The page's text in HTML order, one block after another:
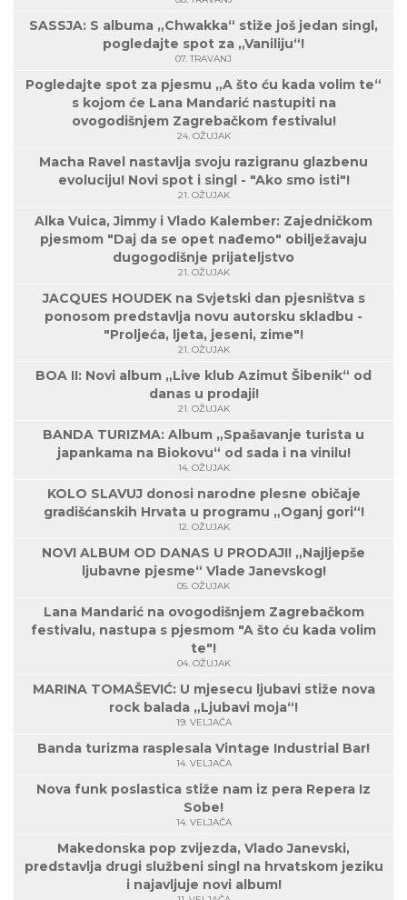
SASSJA: S albuma „Chwakka“ stiže još jedan singl,
pogledajte spot za „Vaniliju“!
07. TRAVANJ
Pogledajte spot za pjesmu „A što ću kada volim te“
s kojom će Lana Mandarić nastupiti na
ovogodišnjem Zagrebačkom festivalu!
24. OŽUJAK
Macha Ravel nastavlja svoju razigranu glazbenu
evoluciju! Novi spot i singl - "Ako smo isti"!
21. OŽUJAK
Alka Vuica, Jimmy i Vlado Kalember: Zajedničkom
pjesmom "Daj da se opet nađemo" obilježavaju
dugogodišnje prijateljstvo
21. OŽUJAK
JACQUES HOUDEK na Svjetski dan pjesništva s
ponosom predstavlja novu autorsku skladbu -
"Proljeća, ljeta, jeseni, zime"!
21. OŽUJAK
BOA II: Novi album „Live klub Azimut Šibenik“ od
danas u prodaji!
21. OŽUJAK
BANDA TURIZMA: Album „Spašavanje turista u
japankama na Biokovu“ od sada i na vinilu!
14. OŽUJAK
KOLO SLAVUJ donosi narodne plesne običaje
gradišćanskih Hrvata u programu „Oganj gori“!
12. OŽUJAK
NOVI ALBUM OD DANAS U PRODAJI! „Najljepše
ljubavne pjesme“ Vlade Janevskog!
05. OŽUJAK
Lana Mandarić na ovogodišnjem Zagrebačkom
festivalu, nastupa s pjesmom "A što ću kada volim
te"!
04. OŽUJAK
MARINA TOMAŠEVIĆ: U mjesecu ljubavi stiže nova
rock balada „Ljubavi moja“!
19. VELJAČA
Banda turizma rasplesala Vintage Industrial Bar!
14. VELJAČA
Nova funk poslastica stiže nam iz pera Repera Iz
Sobe!
14. VELJAČA
Makedonska pop zvijezda, Vlado Janevski,
predstavlja drugi službeni singl na hrvatskom jeziku
i najavljuje novi album!